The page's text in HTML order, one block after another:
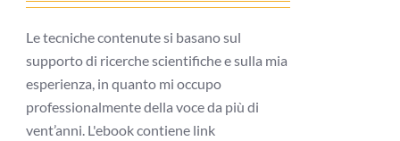
Le tecniche contenute si basano sul
supporto di ricerche scientifiche e sulla mia
esperienza, in quanto mi occupo
professionalmente della voce da più di
vent’anni. L'ebook contiene link